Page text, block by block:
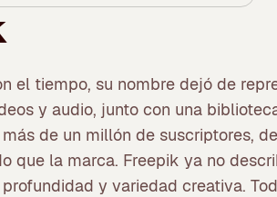
el tiempo, su nombre dejó de
y audio, junto con una
de un millón de suscriptores,
la marca. Freepik ya no
y variedad creativa.